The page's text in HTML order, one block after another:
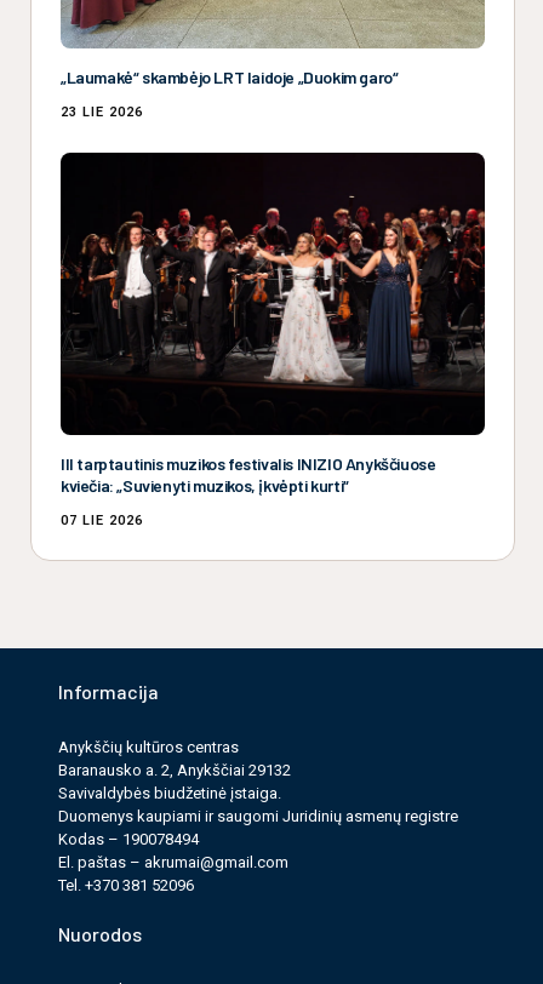
„Laumakė“ skambėjo LRT laidoje „Duokim garo“
23 LIE 2026
III tarptautinis muzikos festivalis INIZIO Anykščiuose
kviečia: „Suvienyti muzikos, įkvėpti kurti“
07 LIE 2026
Informacija
Anykščių kultūros cen­tras
Baranausko a. 2, Anykščiai 29132
Savi­valdy­bės biudžet­inė įstaiga.
Duomenys kau­pi­ami ir saugomi Juri­dinių asmenų reg­istre
Kodas – 190078494
El. paš­tas – akrumai@gmail.com
Tel. +370 381 52096
Nuorodos